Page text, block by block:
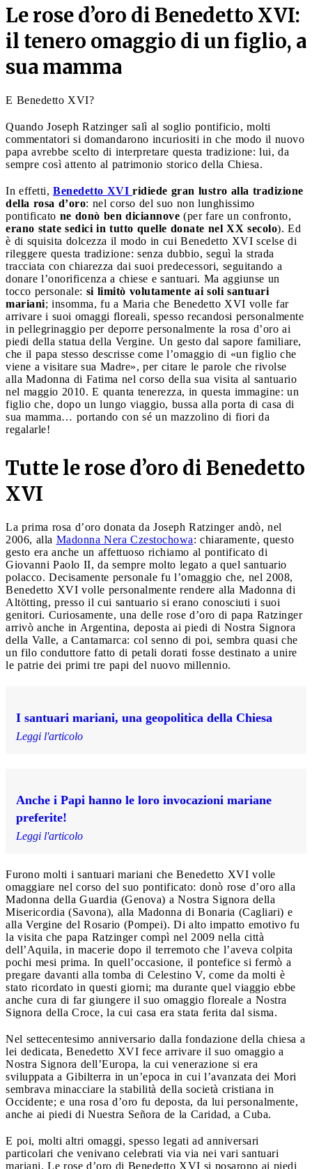
Le rose d’oro di Benedetto XVI:
il tenero omaggio di un figlio, a
sua mamma
E Benedetto XVI?
Quando Joseph Ratzinger salì al soglio pontificio, molti
commentatori si domandarono incuriositi in che modo il nuovo
papa avrebbe scelto di interpretare questa tradizione: lui, da
sempre così attento al patrimonio storico della Chiesa.
In effetti, Benedetto XVI ridiede gran lustro alla tradizione
della rosa d’oro: nel corso del suo non lunghissimo
pontificato ne donò ben diciannove (per fare un confronto,
erano state sedici in tutto quelle donate nel XX secolo). Ed
è di squisita dolcezza il modo in cui Benedetto XVI scelse di
rileggere questa tradizione: senza dubbio, seguì la strada
tracciata con chiarezza dai suoi predecessori, seguitando a
donare l’onorificenza a chiese e santuari. Ma aggiunse un
tocco personale: si limitò volutamente ai soli santuari
mariani; insomma, fu a Maria che Benedetto XVI volle far
arrivare i suoi omaggi floreali, spesso recandosi personalmente
in pellegrinaggio per deporre personalmente la rosa d’oro ai
piedi della statua della Vergine. Un gesto dal sapore familiare,
che il papa stesso descrisse come l’omaggio di «un figlio che
viene a visitare sua Madre», per citare le parole che rivolse
alla Madonna di Fatima nel corso della sua visita al santuario
nel maggio 2010. E quanta tenerezza, in questa immagine: un
figlio che, dopo un lungo viaggio, bussa alla porta di casa di
sua mamma… portando con sé un mazzolino di fiori da
regalarle!
Tutte le rose d’oro di Benedetto
XVI
La prima rosa d’oro donata da Joseph Ratzinger andò, nel
2006, alla Madonna Nera Czestochowa: chiaramente, questo
gesto era anche un affettuoso richiamo al pontificato di
Giovanni Paolo II, da sempre molto legato a quel santuario
polacco. Decisamente personale fu l’omaggio che, nel 2008,
Benedetto XVI volle personalmente rendere alla Madonna di
Altötting, presso il cui santuario si erano conosciuti i suoi
genitori. Curiosamente, una delle rose d’oro di papa Ratzinger
arrivò anche in Argentina, deposta ai piedi di Nostra Signora
della Valle, a Cantamarca: col senno di poi, sembra quasi che
un filo conduttore fatto di petali dorati fosse destinato a unire
le patrie dei primi tre papi del nuovo millennio.
I santuari mariani, una geopolitica della Chiesa
Leggi l'articolo
Anche i Papi hanno le loro invocazioni mariane
preferite!
Leggi l'articolo
Furono molti i santuari mariani che Benedetto XVI volle
omaggiare nel corso del suo pontificato: donò rose d’oro alla
Madonna della Guardia (Genova) a Nostra Signora della
Misericordia (Savona), alla Madonna di Bonaria (Cagliari) e
alla Vergine del Rosario (Pompei). Di alto impatto emotivo fu
la visita che papa Ratzinger compì nel 2009 nella città
dell’Aquila, in macerie dopo il terremoto che l’aveva colpita
pochi mesi prima. In quell’occasione, il pontefice si fermò a
pregare davanti alla tomba di Celestino V, come da molti è
stato ricordato in questi giorni; ma durante quel viaggio ebbe
anche cura di far giungere il suo omaggio floreale a Nostra
Signora della Croce, la cui casa era stata ferita dal sisma.
Nel settecentesimo anniversario dalla fondazione della chiesa a
lei dedicata, Benedetto XVI fece arrivare il suo omaggio a
Nostra Signora dell’Europa, la cui venerazione si era
sviluppata a Gibilterra in un’epoca in cui l’avanzata dei Mori
sembrava minacciare la stabilità della società cristiana in
Occidente; e una rosa d’oro fu deposta, da lui personalmente,
anche ai piedi di Nuestra Señora de la Caridad, a Cuba.
E poi, molti altri omaggi, spesso legati ad anniversari
particolari che venivano celebrati via via nei vari santuari
mariani. Le rose d’oro di Benedetto XVI si posarono ai piedi